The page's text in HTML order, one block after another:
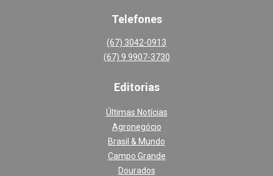
Telefones
(67) 3042-0913
(67) 9 9907-3730
Editorias
Últimas Notícias
Agronegócio
Brasil & Mundo
Campo Grande
Dourados